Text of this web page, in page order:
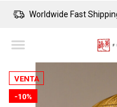
Worldwide Fast
VENTA
-10%